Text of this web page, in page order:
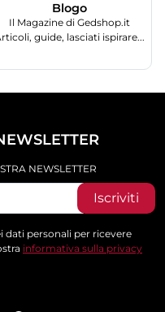
Blogo
Il Magazine di Gedshop.it
guide, lasciati ispirare...
NEWSLETTER
Iscriviti
personali per ricevere
informativa sulla privacy